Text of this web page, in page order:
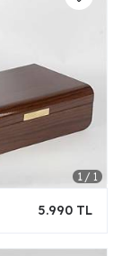
5.990 TL